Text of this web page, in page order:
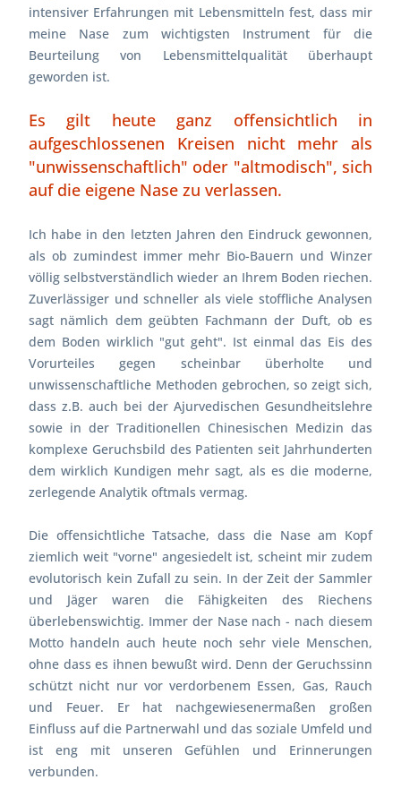
intensiver Erfahrungen mit Lebensmitteln fest, dass mir
meine Nase zum wichtigsten Instrument für die
Beurteilung von Lebensmittelqualität überhaupt
geworden ist.
Es gilt heute ganz offensichtlich in
aufgeschlossenen Kreisen nicht mehr als
"unwissenschaftlich" oder "altmodisch", sich
auf die eigene Nase zu verlassen.
Ich habe in den letzten Jahren den Eindruck gewonnen,
als ob zumindest immer mehr Bio-Bauern und Winzer
völlig selbstverständlich wieder an Ihrem Boden riechen.
Zuverlässiger und schneller als viele stoffliche Analysen
sagt nämlich dem geübten Fachmann der Duft, ob es
dem Boden wirklich "gut geht". Ist einmal das Eis des
Vorurteiles gegen scheinbar überholte und
unwissenschaftliche Methoden gebrochen, so zeigt sich,
dass z.B. auch bei der Ajurvedischen Gesundheitslehre
sowie in der Traditionellen Chinesischen Medizin das
komplexe Geruchsbild des Patienten seit Jahrhunderten
dem wirklich Kundigen mehr sagt, als es die moderne,
zerlegende Analytik oftmals vermag.
Die offensichtliche Tatsache, dass die Nase am Kopf
ziemlich weit "vorne" angesiedelt ist, scheint mir zudem
evolutorisch kein Zufall zu sein. In der Zeit der Sammler
und Jäger waren die Fähigkeiten des Riechens
überlebenswichtig. Immer der Nase nach - nach diesem
Motto handeln auch heute noch sehr viele Menschen,
ohne dass es ihnen bewußt wird. Denn der Geruchssinn
schützt nicht nur vor verdorbenem Essen, Gas, Rauch
und Feuer. Er hat nachgewiesenermaßen großen
Einfluss auf die Partnerwahl und das soziale Umfeld und
ist eng mit unseren Gefühlen und Erinnerungen
verbunden.